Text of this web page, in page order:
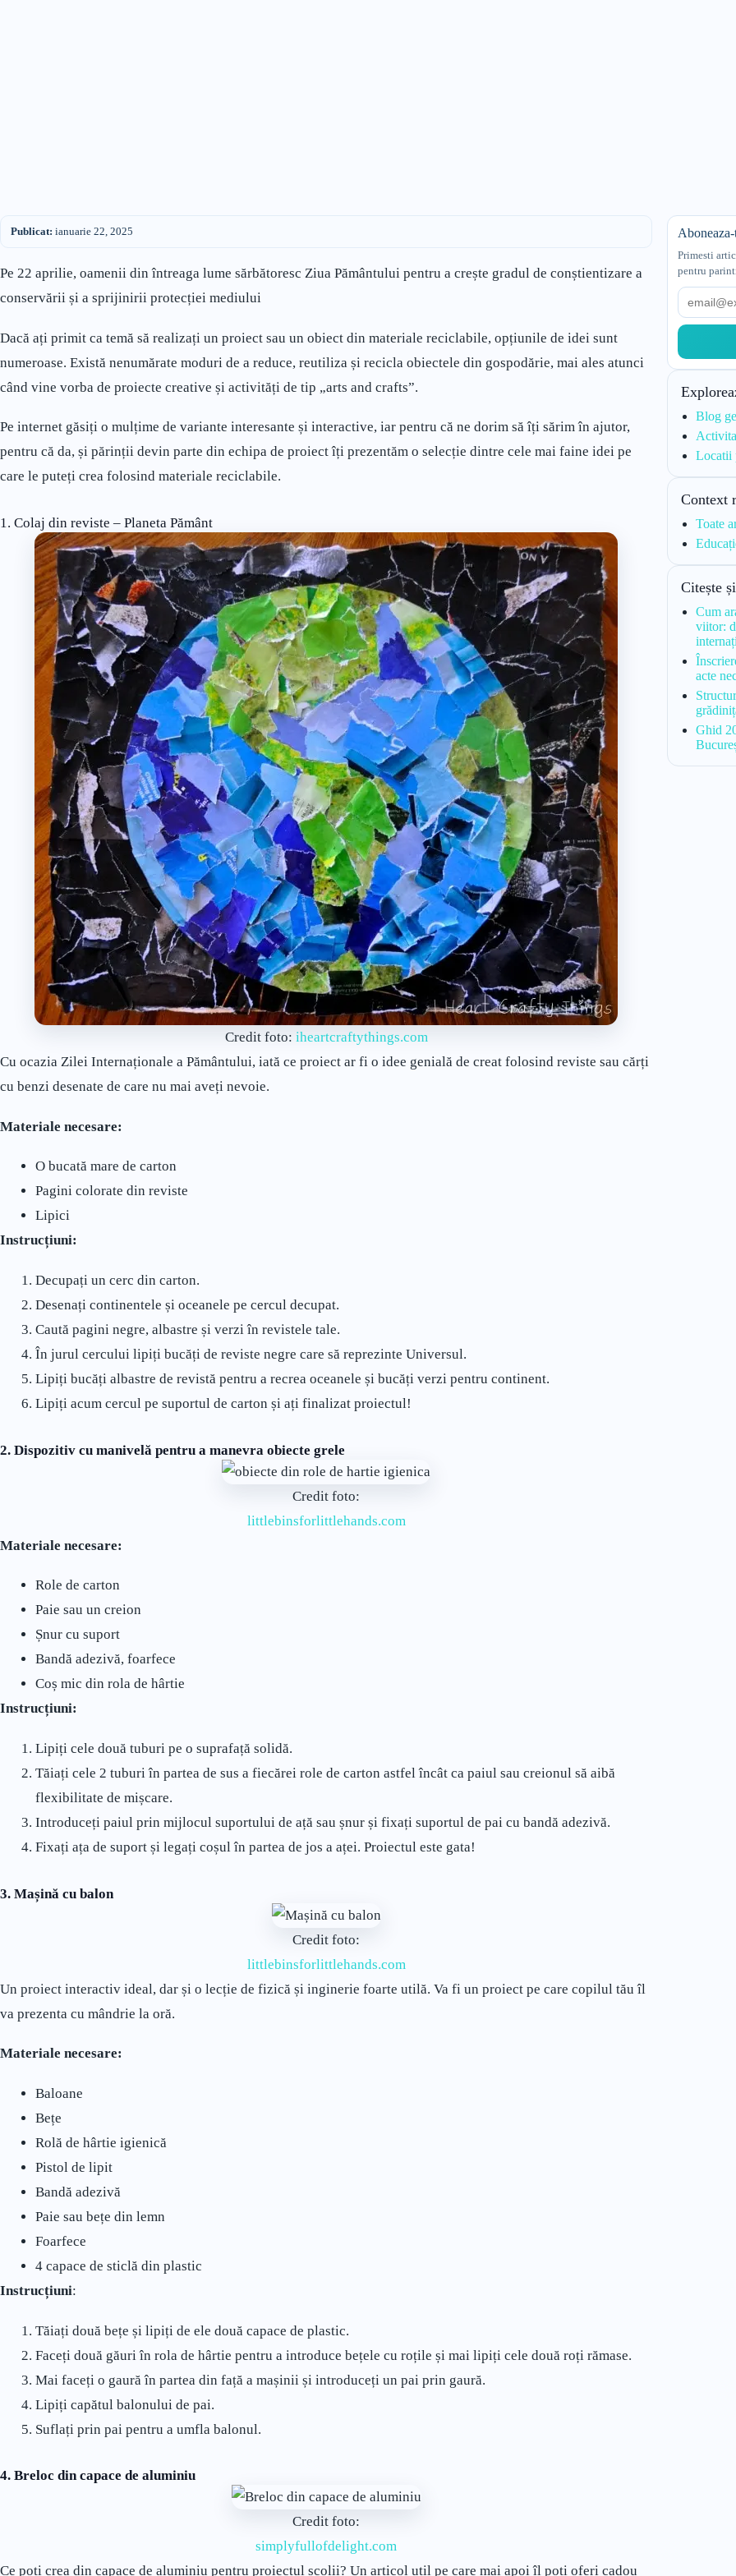
Publicat: ianuarie 22, 2025
Pe 22 aprilie, oamenii din întreaga lume sărbătoresc Ziua Pământului pentru a crește gradul de conștientizare a
conservării și a sprijinirii protecției mediului
Dacă ați primit ca temă să realizați un proiect sau un obiect din materiale reciclabile, opțiunile de idei sunt
numeroase. Există nenumărate moduri de a reduce, reutiliza și recicla obiectele din gospodărie, mai ales atunci
când vine vorba de proiecte creative și activități de tip „arts and crafts”.
Pe internet găsiți o mulțime de variante interesante și interactive, iar pentru că ne dorim să îți sărim în ajutor,
pentru că da, și părinții devin parte din echipa de proiect îți prezentăm o selecție dintre cele mai faine idei pe
care le puteți crea folosind materiale reciclabile.
1. Colaj din reviste – Planeta Pământ
Credit foto: iheartcraftythings.com
Cu ocazia Zilei Internaționale a Pământului, iată ce proiect ar fi o idee genială de creat folosind reviste sau cărți
cu benzi desenate de care nu mai aveți nevoie.
Materiale necesare:
O bucată mare de carton
Pagini colorate din reviste
Lipici
Instrucțiuni:
Decupați un cerc din carton.
Desenați continentele și oceanele pe cercul decupat.
Caută pagini negre, albastre și verzi în revistele tale.
În jurul cercului lipiți bucăți de reviste negre care să reprezinte Universul.
Lipiți bucăți albastre de revistă pentru a recrea oceanele și bucăți verzi pentru continent.
Lipiți acum cercul pe suportul de carton și ați finalizat proiectul!
2. Dispozitiv cu manivelă pentru a manevra obiecte grele
Credit foto:
littlebinsforlittlehands.com
Materiale necesare:
Role de carton
Paie sau un creion
Șnur cu suport
Bandă adezivă, foarfece
Coș mic din rola de hârtie
Instrucțiuni:
Lipiți cele două tuburi pe o suprafață solidă.
Tăiați cele 2 tuburi în partea de sus a fiecărei role de carton astfel încât ca paiul sau creionul să aibă
flexibilitate de mișcare.
Introduceți paiul prin mijlocul suportului de ață sau șnur și fixați suportul de pai cu bandă adezivă.
Fixați ața de suport și legați coșul în partea de jos a aței. Proiectul este gata!
3. Mașină cu balon
Credit foto:
littlebinsforlittlehands.com
Un proiect interactiv ideal, dar și o lecție de fizică și inginerie foarte utilă. Va fi un proiect pe care copilul tău îl
va prezenta cu mândrie la oră.
Materiale necesare:
Baloane
Bețe
Rolă de hârtie igienică
Pistol de lipit
Bandă adezivă
Paie sau bețe din lemn
Foarfece
4 capace de sticlă din plastic
Instrucțiuni:
Tăiați două bețe și lipiți de ele două capace de plastic.
Faceți două găuri în rola de hârtie pentru a introduce bețele cu roțile și mai lipiți cele două roți rămase.
Mai faceți o gaură în partea din față a mașinii și introduceți un pai prin gaură.
Lipiți capătul balonului de pai.
Suflați prin pai pentru a umfla balonul.
4. Breloc din capace de aluminiu
Credit foto:
simplyfullofdelight.com
Ce poți crea din capace de aluminiu pentru proiectul școlii? Un articol util pe care mai apoi îl poți oferi cadou
Primesti
pentru
Email
Blog
Locatii
Context
Toate
Citește și
Cum
viitor:
acte
Ghid